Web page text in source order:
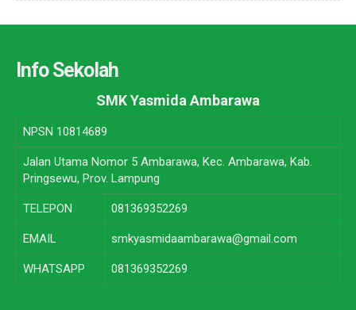
Info Sekolah
SMK Yasmida Ambarawa
NPSN 10814689
Jalan Utama Nomor 5 Ambarawa, Kec. Ambarawa, Kab.
Pringsewu, Prov. Lampung
TELEPON 081369352269
EMAIL smkyasmidaambarawa@gmail.com
WHATSAPP 081369352269